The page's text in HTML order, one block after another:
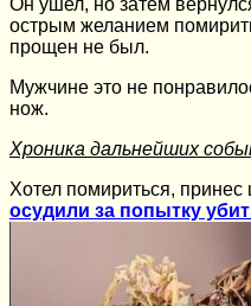
острым желанием
прощен не был.
Мужчине это не
нож.
Хроника дальнейших
Хотел помириться, принес
осудили за попытку